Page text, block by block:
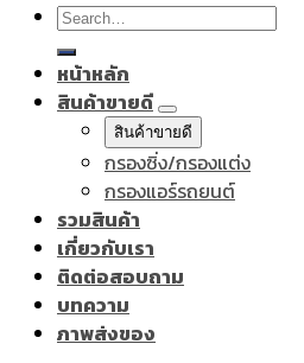
Search
for:
หน้าหลัก
สินค้าขายดี
สินค้าขายดี
กรองซิ่ง/กรองแต่ง
กรองแอร์รถยนต์
รวมสินค้า
เกี่ยวกับเรา
ติดต่อสอบถาม
บทความ
ภาพส่งของ